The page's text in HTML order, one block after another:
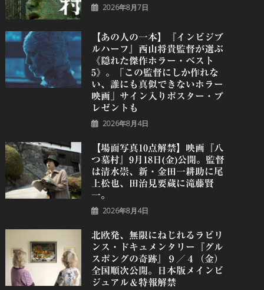
2026年8月7日
【あの人の一本】『インビジブ
ルハーフ』⻄⼭将貴監督が選ぶ
《隠れた傑作ホラー・ベスト
5》。「この監督にしか作れな
い、誰にも真似できないホラー
映画」サイン入りポスター・プ
レゼントも
2026年8月4日
【場面写真10点解禁】映画『八
つ墓村』9月18日(金)公開。監督
は清水崇、新・金田一耕助に尾
上松也、田治見要蔵に滝藤賢
一。
2026年8月4日
北欧発、無限にねじれるラビリ
ンス・ドキュメンタリー『グル
スポングの奇跡』９／４（金）
全国順次公開。日本版メインビ
ジュアル＆特報解禁